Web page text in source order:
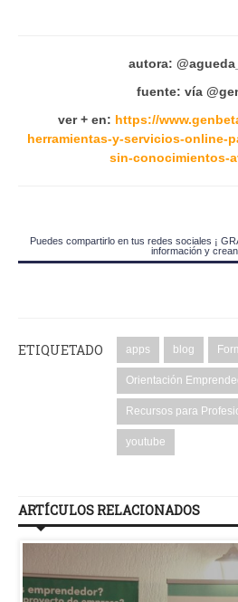
autora:
fuente: vía
ver + en: https://
herramientas-y-servicios-online-
sin-conocimientos-
Puedes compartirlo en tus redes sociales ¡
información y
ETIQUETADO apps blog
Orientación
Recursos para
youtube
ARTÍCULOS RELACIONADOS